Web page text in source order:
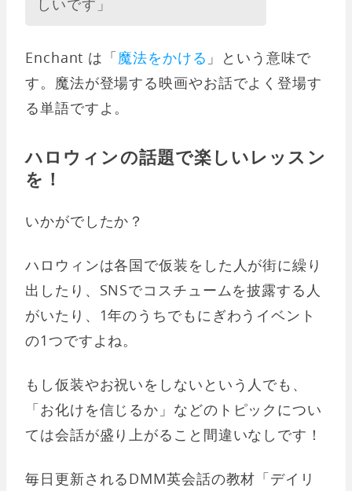
しいです」
Enchant は「魔法をかける 」という意味で
す。魔法が登場する映画やお話でよく登場す
る単語ですよ。
ハロウィンの話題で楽しいレッスン
を！
いかがでしたか？
ハロウィンは各国で仮装をした人が街に繰り
出したり、SNSでコスチュームを披露する人
がいたり、1年のうちでもにぎわうイベント
の1つですよね。
もし仮装やお祝いをしないという人でも、
「お化けを信じるか」などのトピックについ
ては会話が盛り上がること間違いなしです！
毎日更新されるDMM英会話の教材「デイリ